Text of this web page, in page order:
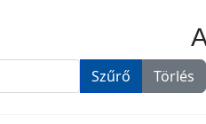
Szűrő Törlés